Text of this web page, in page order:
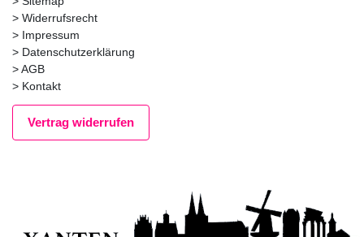
> Widerrufsrecht
> Impressum
> Datenschutzerklärung
>AGB
> Kontakt
Vertrag widerrufen